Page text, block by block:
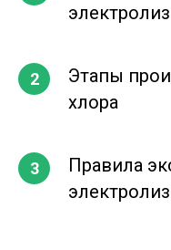
Этапы
хлора
Правила